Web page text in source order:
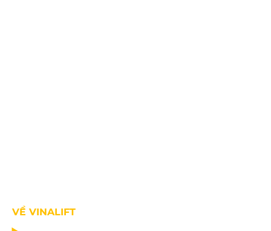
VỀ VINALIFT